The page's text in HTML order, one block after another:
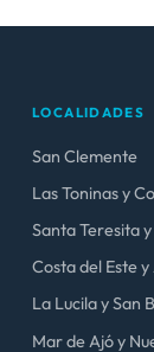
LOCALIDADES
San Clemente
Las Toninas y
Santa Teresita
Costa del Este
La Lucila y San
Mar de Ajó y